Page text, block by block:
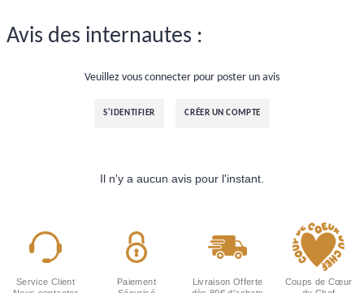
Avis des internautes :
Veuillez vous connecter pour poster un avis
S'IDENTIFIER CRÉER UN COMPTE
Il n'y a aucun avis pour l'instant.
Service Client
Paiement
Livraison Offerte
Coups de Cœur